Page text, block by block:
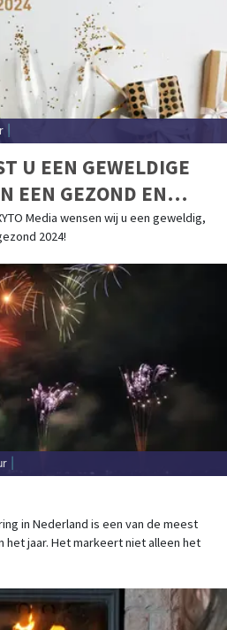
U EEN GEWELDIGE
EEN GEZOND EN
Media wensen wij u een geweldig,
2024!
in Nederland is een van de meest
jaar. Het markeert niet alleen het